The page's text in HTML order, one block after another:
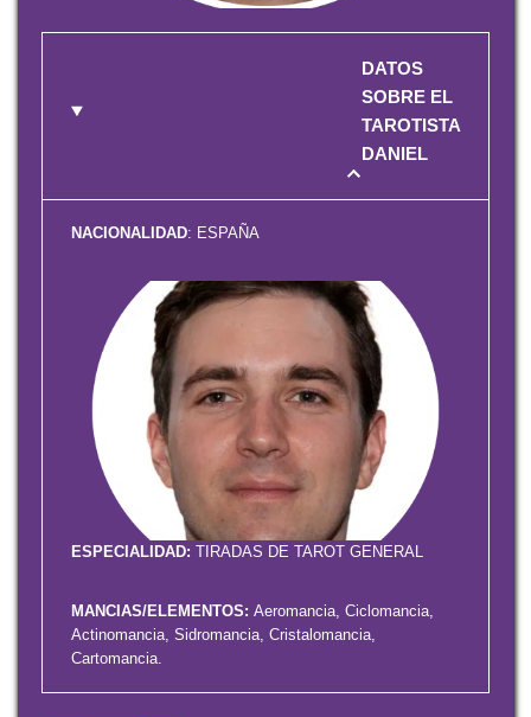
DATOS
SOBRE EL
TAROTISTA
DANIEL
NACIONALIDAD: ESPAÑA
ESPECIALIDAD: TIRADAS DE TAROT GENERAL
MANCIAS/ELEMENTOS: Aeromancia, Ciclomancia,
Actinomancia, Sidromancia, Cristalomancia,
Cartomancia.